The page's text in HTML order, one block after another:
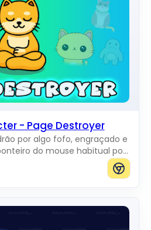
- Page Destroyer
por algo fofo, engraçado e
do mouse habitual por